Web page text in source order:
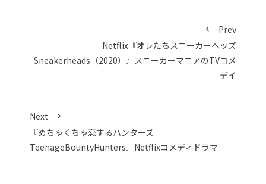
Prev
Netflix『オレたちスニーカーヘッズ
Sneakerheads（2020）』スニーカーマニアのTVコメ
デイ
Next
『めちゃくちゃ恋するハンターズ
TeenageBountyHunters』Netflixコメディドラマ